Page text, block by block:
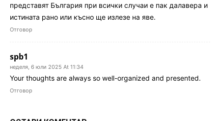
представят България при всички случаи е пак далавера и
истината рано или късно ще излезе на яве.
Отговор
spb1
неделя, 6 юли 2025 At 11:34
Your thoughts are always so well-organized and presented.
Отговор